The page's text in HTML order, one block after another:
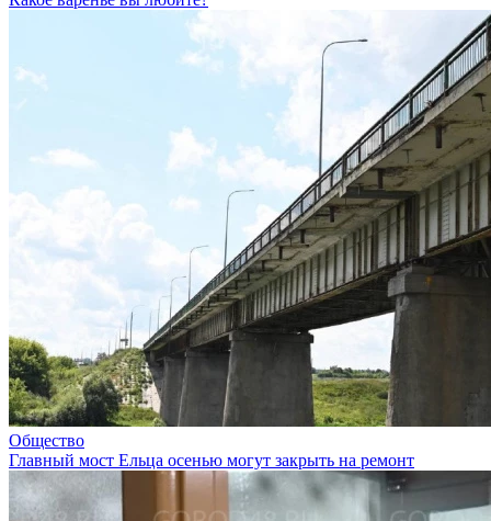
Общество
Главный мост Ельца осенью могут закрыть на ремонт